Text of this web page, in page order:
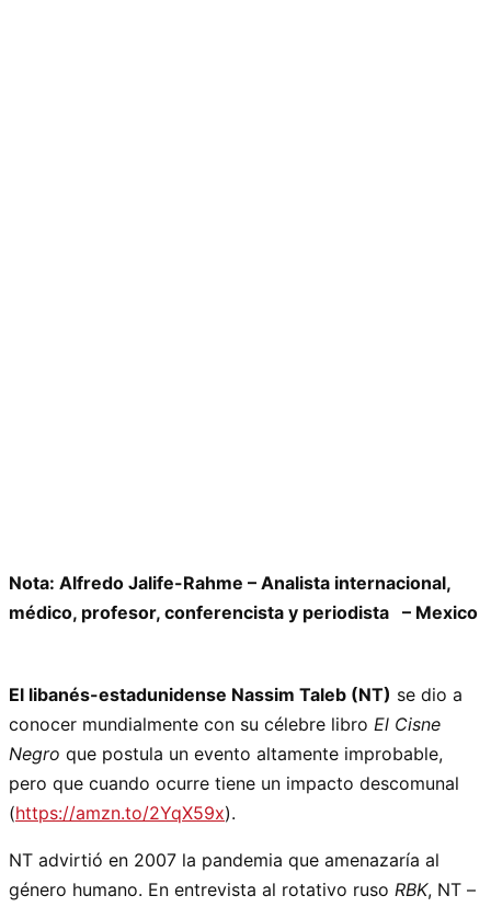
Nota: Alfredo Jalife-Rahme – Analista internacional,
médico, profesor, conferencista y periodista – Mexico
El libanés-estadunidense Nassim Taleb (NT) se dio a
conocer mundialmente con su célebre libro El Cisne
Negro que postula un evento altamente improbable,
pero que cuando ocurre tiene un impacto descomunal
(https://amzn.to/2YqX59x).
NT advirtió en 2007 la pandemia que amenazaría al
género humano. En entrevista al rotativo ruso RBK, NT –